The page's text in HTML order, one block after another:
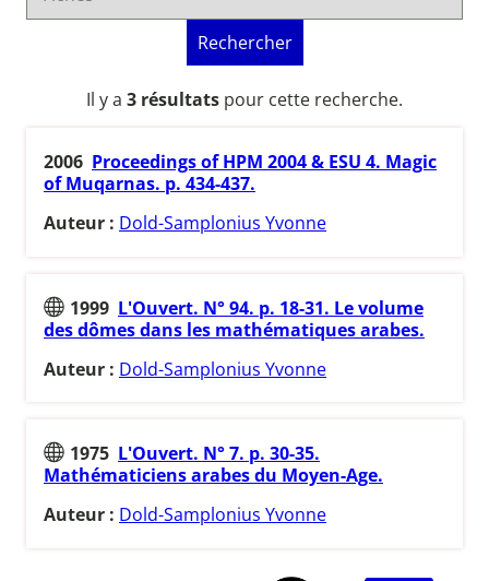
Rechercher
Il y a 3 résultats pour cette recherche.
2006 Proceedings of HPM 2004 & ESU 4. Magic
of Muqarnas. p. 434-437.
Auteur : Dold-Samplonius Yvonne
1999 L'Ouvert. N° 94. p. 18-31. Le volume
des dômes dans les mathématiques arabes.
Auteur : Dold-Samplonius Yvonne
1975 L'Ouvert. N° 7. p. 30-35.
Mathématiciens arabes du Moyen-Age.
Auteur : Dold-Samplonius Yvonne